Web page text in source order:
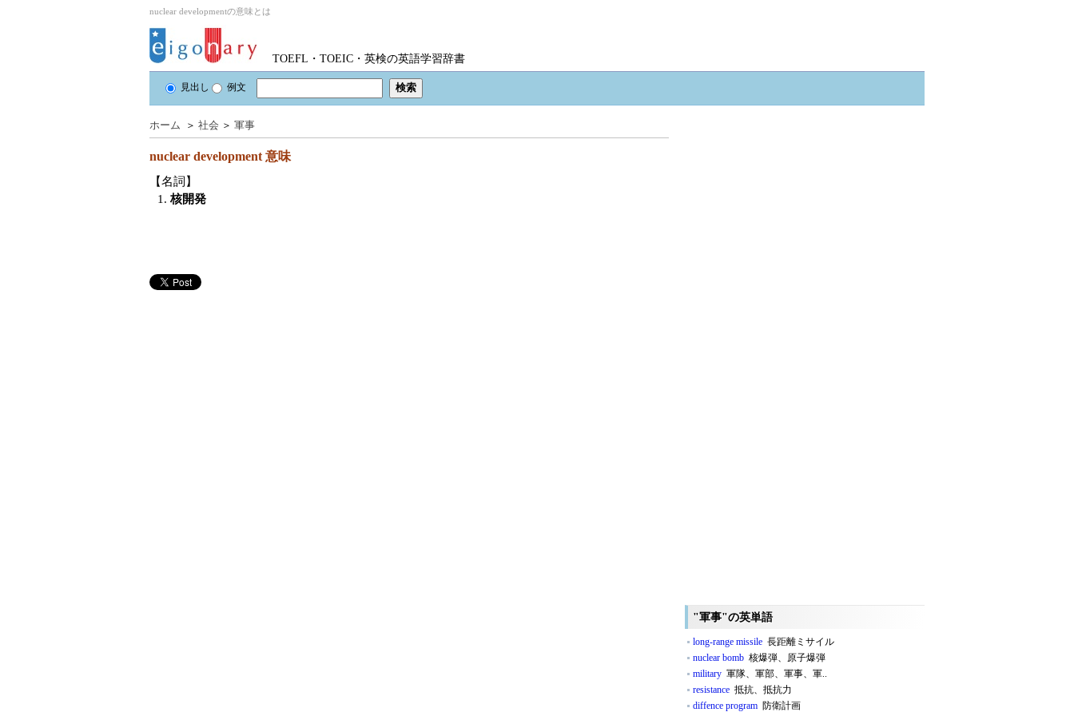
nuclear developmentの意味とは
TOEFL・TOEIC・英検の英語学習辞書
見出し 例文
ホーム ＞ 社会 ＞ 軍事
nuclear development 意味
【名詞】
1. 核開発
"軍事"の英単語
long-range missile 長距離ミサイル
nuclear bomb 核爆弾、原子爆弾
military 軍隊、軍部、軍事、軍..
resistance 抵抗、抵抗力
diffence program 防衛計画